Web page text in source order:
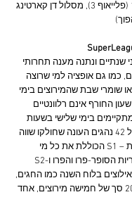
28/11 – מירוץ מס' 10 (פלייאוף 3), מסלול דן קארטינג
שנתיים ונתנה מענה תחרותי
כמו גם אופציה למי שרוצה
שומרי שבת שהמירוצים בימי
החורף אינם רלוונטיים
בימי שלישי בשעות
הערב), הביאה למסלול 42 נהגים העונה שחולקו שווה
בשווה בין שתי קטגוריות – S1 הכוללת את כל מי
בלוח השנה כמו החגים,
הצלחנו להכניס ל-2025 סך של חמישה מירוצים, אחד